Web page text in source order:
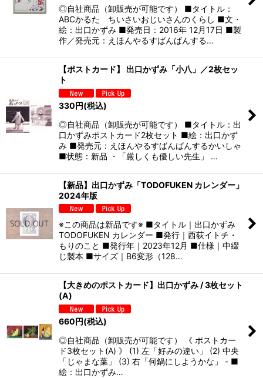
◎自社商品（卸販売が可能です） ■タイトル：
ABCかるた ちいさいおじいさんのくらし ■文・
絵：出口かずみ ■発売日：2016年 12月17日 ■製
作／発売元：えほんやるすばんばんする…
【ポストカード】 出口かずみ「小八」／2枚セッ
ト
330円(税込)
◎自社商品（卸販売が可能です） ■タイトル：出
口かずみポストカード2枚セット ■絵：出口かず
み ■発売元：えほんやるすばんばんするかいしゃ
■状態：新品 ・「厳しくも優しい先生」 …
【新品】出口かずみ「TODOFUKEN カレンダー」
2024年版
※この商品は新品です※ ■タイトル｜出口かずみ
TODOFUKEN カレンダー ■発行｜西荻イトチ・
もりのこと ■発行年｜2023年12月 ■仕様｜中綴
じ製本 ■サイズ｜B6変形（128…
【大きめのポストカード】出口かずみ / 3枚セット
(A)
660円(税込)
◎自社商品（卸販売が可能です） 《 ポストカー
ド3枚セット(A) 》 (1) 左「好みの違い」 (2) 中央
「じゃまな葉」 (3) 右「何鍋にしようかな」 - ■
絵：出口かずみ…